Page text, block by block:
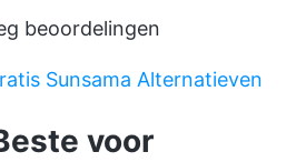
beoordelingen
Sunsama Alternatieven
voor